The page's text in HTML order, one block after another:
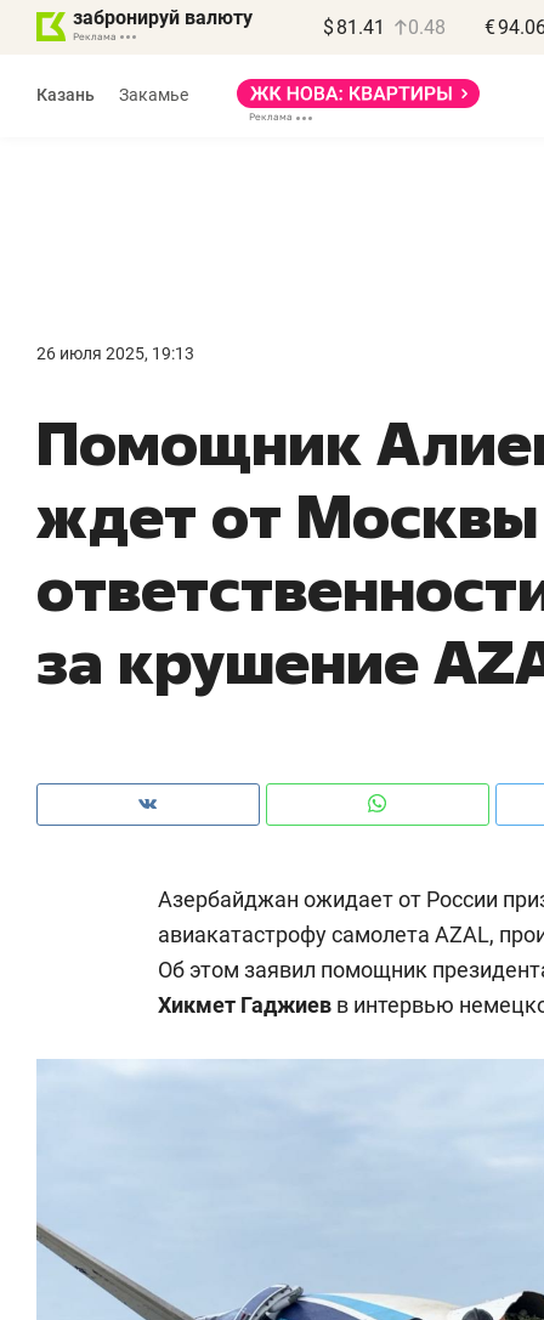
забронируй валюту $ 81.41 0.48 €
Казань Закамье
26 июля 2025, 19:13
Помощник
ждет от
за крушение
Азербайджан ожидает от России
авиакатастрофу самолета AZAL,
Об этом заявил помощник
Хикмет Гаджиев в интервью
правил, бизнес может
потерять минимум
полгода»
Как бизнесу выйти на зарубежные
чем интересен Оман?
Как ГК «МИР ГРУПП» и ВТБ
комфорта под Казанью
Рекомендуем
150